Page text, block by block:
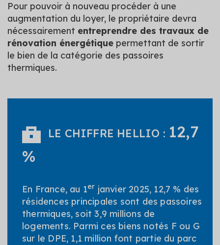
Pour pouvoir à nouveau procéder à une
augmentation du loyer, le propriétaire devra
nécessairement entreprendre des travaux de
rénovation énergétique permettant de sortir
le bien de la catégorie des passoires
thermiques.
LE CHIFFRE HELLIO : 12,7
%
En France, au 1er janvier 2025, 12,7 % des
résidences principales sont des passoires
thermiques, soit 3,9 millions de
logements. Parmi ces biens notés F ou G
sur le DPE, 1,1 million font partie du parc